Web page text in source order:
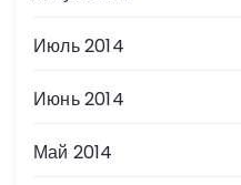
Июль 2014
Июнь 2014
Май 2014